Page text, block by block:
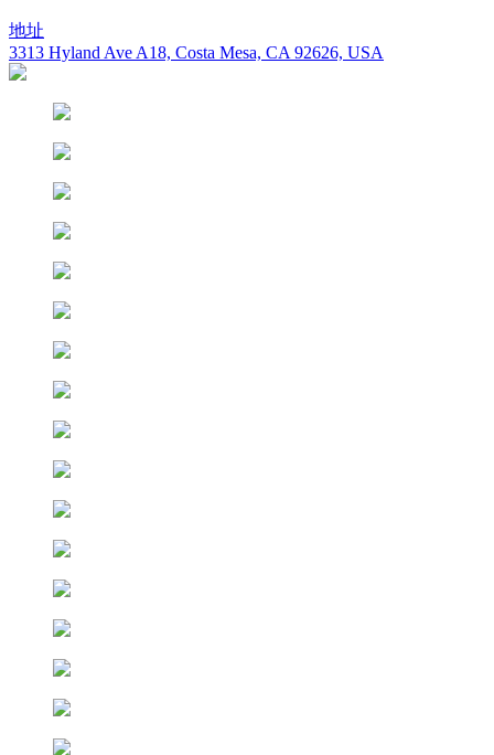
地址
3313 Hyland Ave A18, Costa Mesa, CA 92626, USA